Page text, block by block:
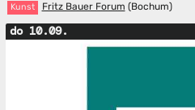
Kunst Fritz Bauer Forum (Bochum)
do 10.09.